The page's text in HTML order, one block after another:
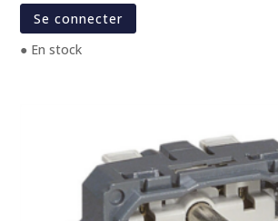
Se connecter
● En stock